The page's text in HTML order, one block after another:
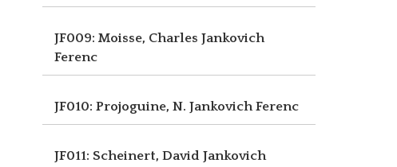
JF009: Moisse, Charles Jankovich
Ferenc
JF010: Projoguine, N. Jankovich Ferenc
JF011: Scheinert, David Jankovich